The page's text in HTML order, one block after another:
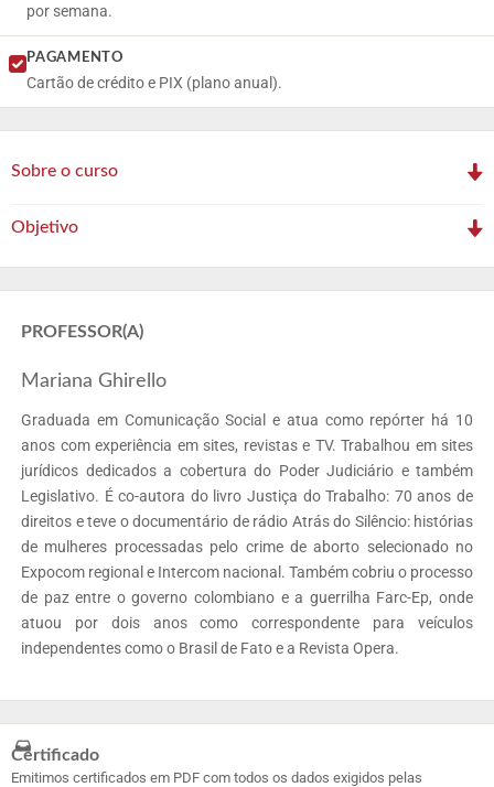
por semana.
PAGAMENTO
Cartão de crédito e PIX (plano anual).
Sobre o curso
Objetivo
PROFESSOR(A)
Mariana Ghirello
Graduada em Comunicação Social e atua como repórter há 10
anos com experiência em sites, revistas e TV. Trabalhou em sites
jurídicos dedicados a cobertura do Poder Judiciário e também
Legislativo. É co-autora do livro Justiça do Trabalho: 70 anos de
direitos e teve o documentário de rádio Atrás do Silêncio: histórias
de mulheres processadas pelo crime de aborto selecionado no
Expocom regional e Intercom nacional. Também cobriu o processo
de paz entre o governo colombiano e a guerrilha Farc-Ep, onde
atuou por dois anos como correspondente para veículos
independentes como o Brasil de Fato e a Revista Opera.
Certificado
Emitimos certificados em PDF com todos os dados exigidos pelas